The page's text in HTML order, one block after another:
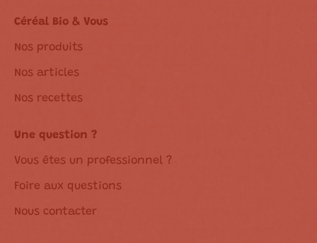
Céréal Bio & Vous
Nos produits
Nos articles
Nos recettes
Une question ?
Vous êtes un professionnel ?
Foire aux questions
Nous contacter